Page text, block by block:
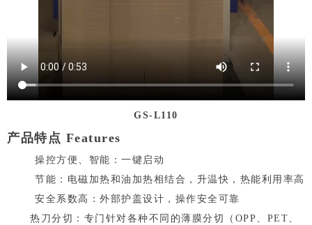
GS-L110
产品特点 Features
操控方便、智能：一键启动
节能：电磁加热和油加热相结合，升温快，热能利用率高
安全系数高：外部护盖设计，操作安全可靠
热刀分切：专门针对各种不同的薄膜分切（OPP、PET、